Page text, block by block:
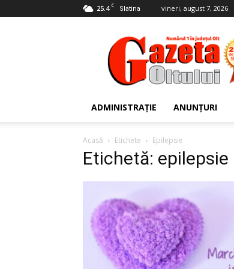
25.4 C Slatina vineri, august 7, 2026
Gazeta
Oltului
ADMINISTRAȚIE ANUNȚURI
Acasă Etichete Epilepsie
Etichetă: epilepsie